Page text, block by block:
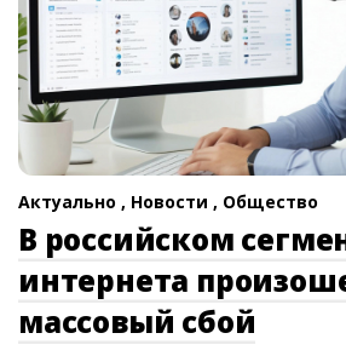
Актуально , Новости , Общество
В российском
интернета
массовый сбой